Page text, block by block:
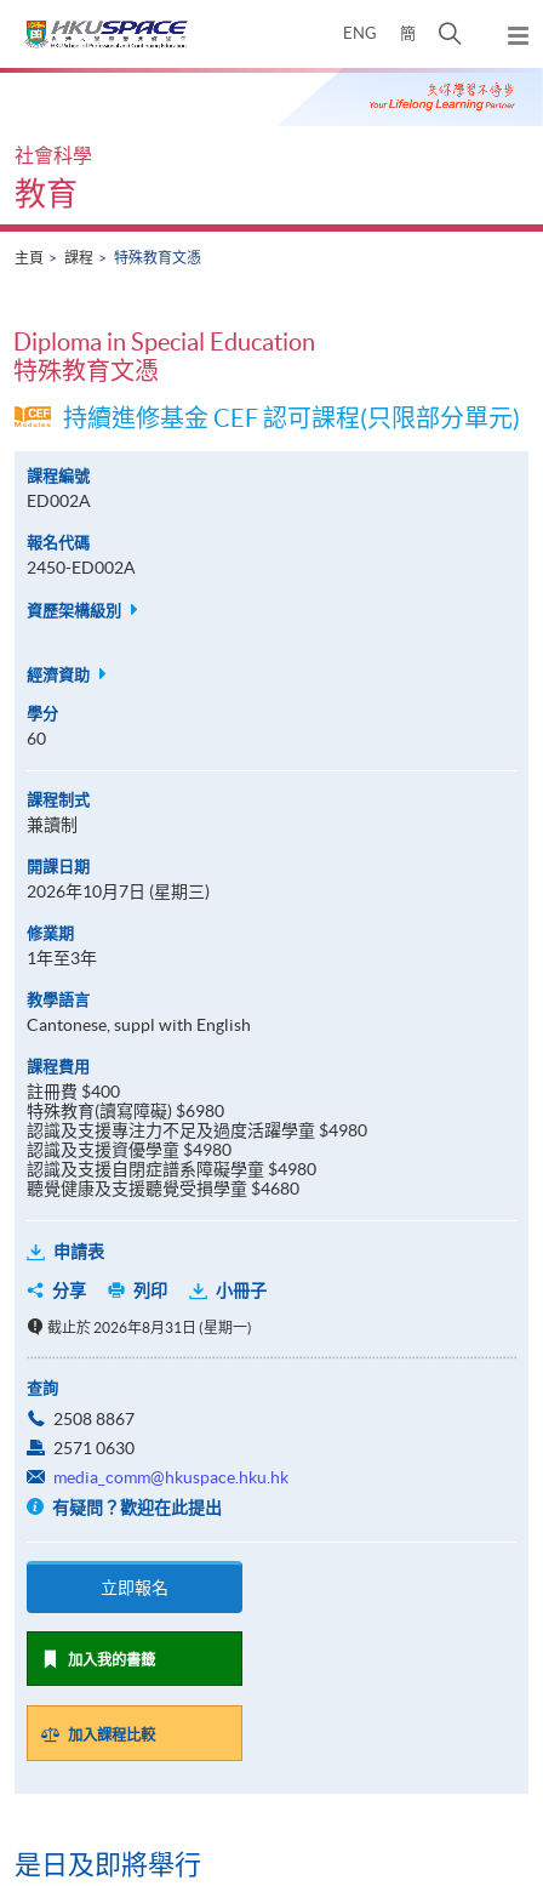
ENG 簡
開
搜
尋
彈
出
主
Main
社會科學
教育
主頁 課程 特殊教育文憑
Diploma in Special Education
特殊教育文憑
持續進修基金 CEF 認可課程(只限部分單元)
課程編號
ED002A
報名代碼
2450-ED002A
資歷架構級別
經濟資助
學分
60
課程制式
兼讀制
開課日期
2026年10月7日 (星期三)
修業期
1年至3年
教學語言
Cantonese, suppl with English
課程費用
註冊費 $400
特殊教育(讀寫障礙) $6980
認識及支援專注力不足及過度活躍學童 $4980
認識及支援資優學童 $4980
認識及支援自閉症譜系障礙學童 $4980
聽覺健康及支援聽覺受損學童 $4680
申請表
分享
列印 小冊子
截止於 2026年8月31日 (星期一)
查詢
2508 8867
2571 0630
media_comm@hkuspace.hku.hk
有疑問？歡迎在此提出
立即報名
加入我的書籤
加入課程比較
是日及即將舉行